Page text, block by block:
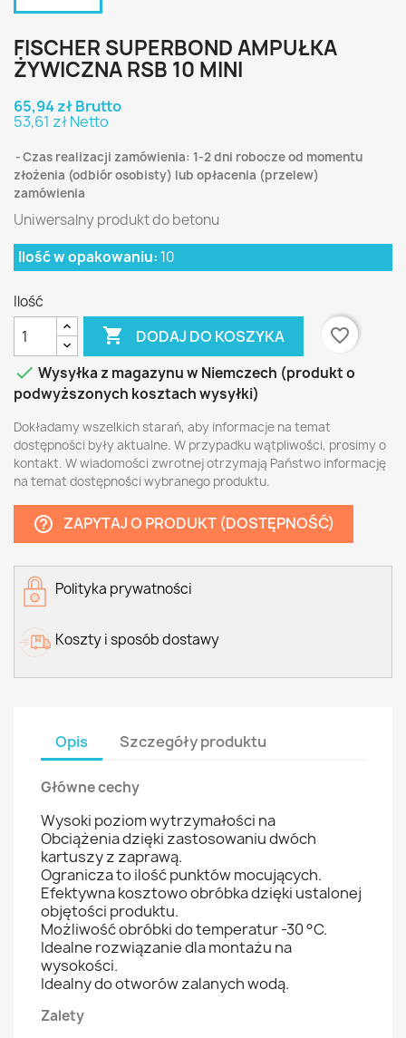
FISCHER SUPERBOND AMPUŁKA
ŻYWICZNA RSB 10 MINI
65,94 zł Brutto
53,61 zł Netto
Czas realizacji zamówienia: 1-2 dni robocze od momentu
złożenia (odbiór osobisty) lub opłacenia (przelew)
zamówienia
Uniwersalny produkt do betonu
Ilość w opakowaniu: 10
Ilość
 DODAJ DO KOSZYKA
favorite_border
 Wysyłka z magazynu w Niemczech (produkt o
podwyższonych kosztach wysyłki)
Dokładamy wszelkich starań, aby informacje na temat
dostępności były aktualne. W przypadku wątpliwości, prosimy o
kontakt. W wiadomości zwrotnej otrzymają Państwo informację
na temat dostępności wybranego produktu.
help_outline ZAPYTAJ O PRODUKT (DOSTĘPNOŚĆ)
Polityka prywatności
Koszty i sposób dostawy
Opis Szczegóły produktu
Główne cechy
Wysoki poziom wytrzymałości na
Obciążenia dzięki zastosowaniu dwóch
kartuszy z zaprawą.
Ogranicza to ilość punktów mocujących.
Efektywna kosztowo obróbka dzięki ustalonej
objętości produktu.
Możliwość obróbki do temperatur -30 °C.
Idealne rozwiązanie dla montażu na
wysokości.
Idealny do otworów zalanych wodą.
Zalety